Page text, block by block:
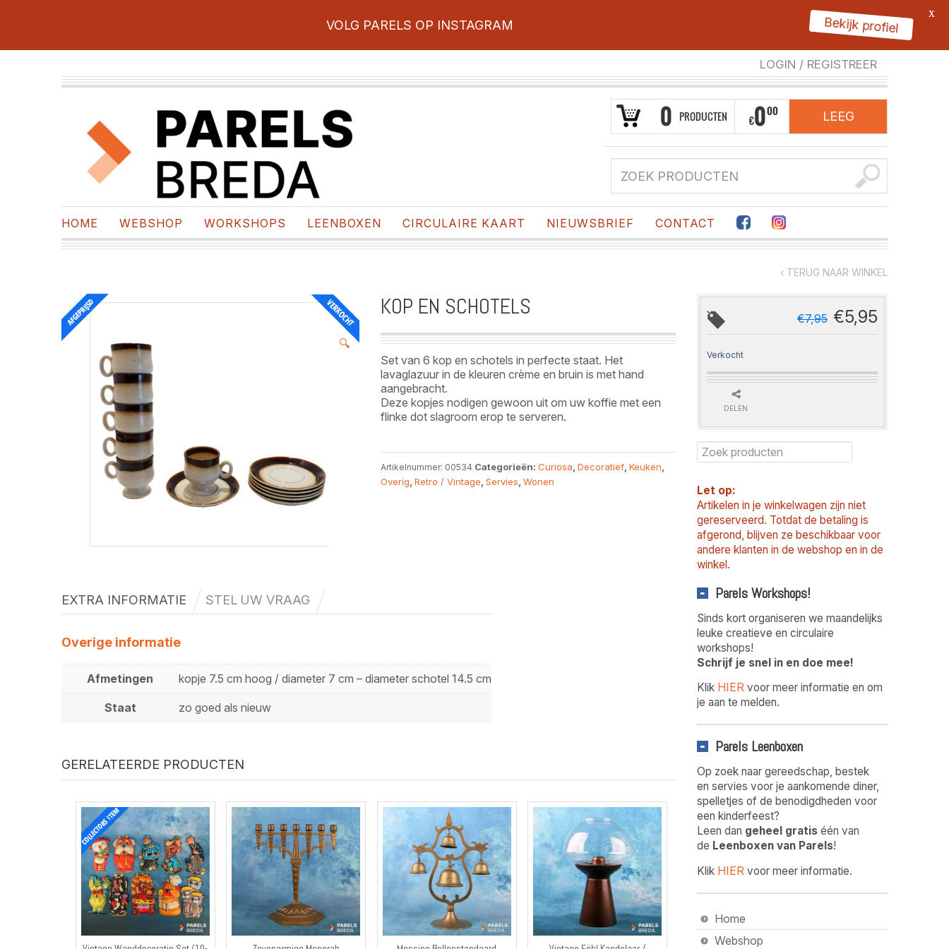
LOGIN / REGISTREER
0 PRODUCTEN €000 LEEG
HOME WEBSHOP WORKSHOPS LEENBOXEN CIRCULAIRE KAART NIEUWSBRIEF CONTACT
‹ TERUG NAAR WINKEL
🔍
KOP EN SCHOTELS
Set van 6 kop en schotels in perfecte staat. Het
lavaglazuur in de kleuren crème en bruin is met hand
aangebracht.
Deze kopjes nodigen gewoon uit om uw koffie met een
flinke dot slagroom erop te serveren.
Artikelnummer: 00534 Categorieën:Curiosa ,Decoratief ,Keuken
Overig ,Retro / Vintage ,Servies ,Wonen
EXTRA INFORMATIE STEL UW VRAAG
Overige informatie
Afmetingen kopje 7.5 cm hoog / diameter 7 cm – diameter schotel 14.5 cm
Staat zo goed als nieuw
GERELATEERDE PRODUCTEN
€7,95 €5,95
Verkocht
DELEN
Let op:
Artikelen in je winkelwagen zijn niet
gereserveerd. Totdat de betaling is
afgerond, blijven ze beschikbaar voor
andere klanten in de webshop en in de
winkel.
Parels Workshops!
Sinds kort organiseren we maandelijks
leuke creatieve en circulaire
workshops!
Schrijf je snel in en doe mee!
Klik HIER voor meer informatie en om
je aan te melden.
Parels Leenboxen
Op zoek naar gereedschap, bestek
en servies voor je aankomende diner,
spelletjes of de benodigdheden voor
een kinderfeest?
Leen dan geheel gratis één van
de Leenboxen van Parels!
Klik HIER voor meer informatie.
Home
Webshop
VOLG PARELS OP INSTAGRAM Bekijk profiel
X